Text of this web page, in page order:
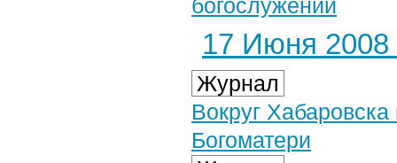
богослужении
17 Июня 2008
Журнал
Вокруг
Богоматери